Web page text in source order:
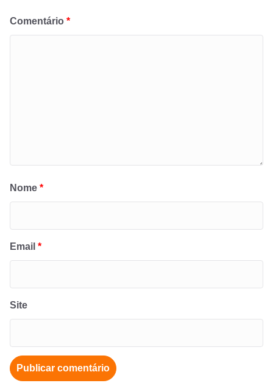
Comentário *
Nome *
Email *
Site